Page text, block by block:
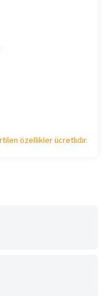
özellikler ücretlidir.